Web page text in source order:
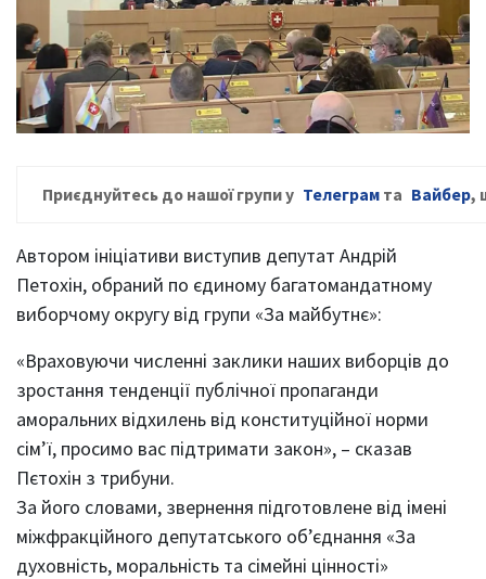
Приєднуйтесь до нашої групи у Телеграм та Вайбер,
Автором ініціативи виступив депутат Андрій
Петохін, обраний по єдиному багатомандатному
виборчому округу від групи «За майбутнє»:
«Враховуючи численні заклики наших виборців до
зростання тенденції публічної пропаганди
аморальних відхилень від конституційної норми
сім’ї, просимо вас підтримати закон», – сказав
Пєтохін з трибуни.
За його словами, звернення підготовлене від імені
міжфракційного депутатського об’єднання «За
духовність, моральність та сімейні цінності»